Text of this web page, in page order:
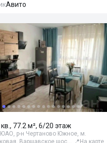
Авито
77.2 м², 6/20 этаж
р-н Чертаново Южное, м.
Варшавское шос… 📍 На карте